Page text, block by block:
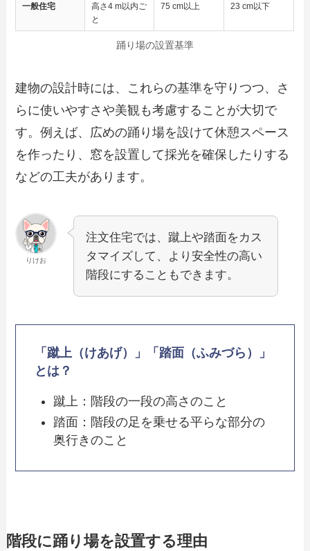
一般住宅
高さ4 m以内ご
と
75 cm以上 23 cm以下
踊り場の設置基準
建物の設計時には、これらの基準を守りつつ、さ
らに使いやすさや美観も考慮することが大切で
す。例えば、広めの踊り場を設けて休憩スペース
を作ったり、窓を設置して採光を確保したりする
などの工夫があります。
りけお
注文住宅では、蹴上や踏面をカス
タマイズして、より安全性の高い
階段にすることもできます。
「蹴上（けあげ）」「踏面（ふみづら）」
とは？
蹴上：階段の一段の高さのこと
踏面：階段の足を乗せる平らな部分の
奥行きのこと
階段に踊り場を設置する理由